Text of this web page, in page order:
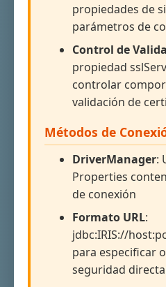
propiedades de
parámetros de
Control de
propiedad
controlar
validación de
Métodos de
DriverManager:
Properties
de conexión
Formato URL:
jdbc:IRIS://
para especificar
seguridad